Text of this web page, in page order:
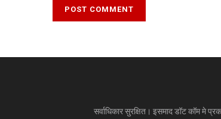
सर्वाधिकार सुरक्षित। इसमाद डॉट कॉम मे